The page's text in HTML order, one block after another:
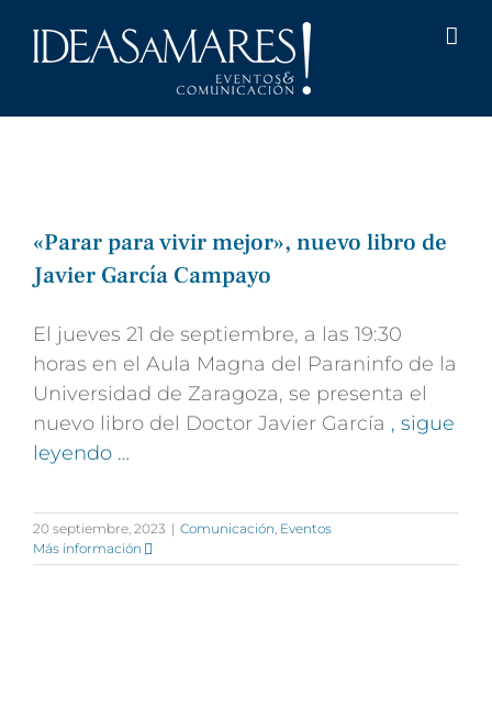
«Parar para vivir mejor», nuevo libro de
Javier García Campayo
El jueves 21 de septiembre, a las 19:30
horas en el Aula Magna del Paraninfo de la
Universidad de Zaragoza, se presenta el
nuevo libro del Doctor Javier García , sigue
leyendo …
20 septiembre, 2023 | Comunicación, Eventos
Más información